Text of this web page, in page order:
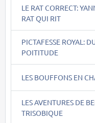
LE RAT CORRECT:
RAT QUI RIT
PICTAFESSE ROYAL:
POITITUDE
LES BOUFFONS EN
LES AVENTURES DE
TRISOBIQUE